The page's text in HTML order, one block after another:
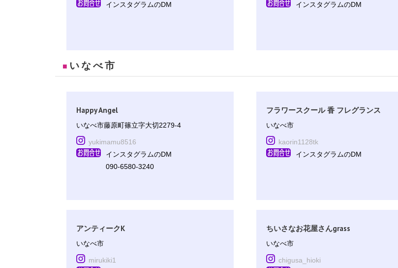
インスタグラムのDM
インスタグラムのDM
■ いなべ市
Happy Angel
いなべ市藤原町篠立字大切2279-4
yukimamu8516
インスタグラムのDM
090-6580-3240
フラワースクール 香 フレグランス
いなべ市
kaorin1128tk
インスタグラムのDM
アンティークK
いなべ市
mirukiki1
ちいさなお花屋さんgrass
いなべ市
chigusa_hioki